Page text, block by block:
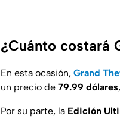
¿Cuánto costará
En esta ocasión, Grand
un precio de 79.99 dólares
Por su parte, la Edición